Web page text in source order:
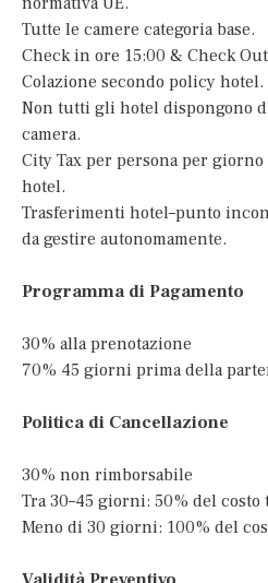
Tutte le camere categoria base.
Check in ore 15:00 & Check
Colazione secondo policy hotel.
Non tutti gli hotel dispongono
camera.
City Tax per persona per
hotel.
Trasferimenti hotel–punto
da gestire autonomamente.
Programma di Pagamento
30% alla prenotazione
70% 45 giorni prima della
Politica di Cancellazione
30% non rimborsabile
Tra 30–45 giorni: 50% del costo
Meno di 30 giorni: 100% del